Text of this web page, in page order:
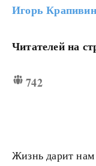
Игорь Крапивин
Читателей на
742
Жизнь дарит